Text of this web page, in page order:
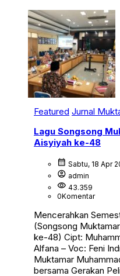
Featured Jurnal
Lagu Songsong
Aisyiyah ke-48
calendar_month Sabtu, 18 Apr
account_circle admin
visibility 43.359
0Komentar
Mencerahkan
(Songsong
ke-48) Cipt:
Alfana – Voc: Feni
Muktamar
bersama Gerakan